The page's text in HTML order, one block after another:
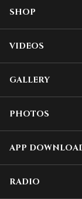
SHOP
VIDEOS
GALLERY
PHOTOS
APP
RADIO